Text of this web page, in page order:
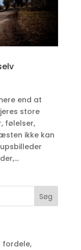
end at
store
følelser,
ikke kan
fordele,